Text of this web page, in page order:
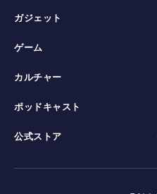
ガジェット
ゲーム
カルチャー
ポッドキャスト
公式ストア